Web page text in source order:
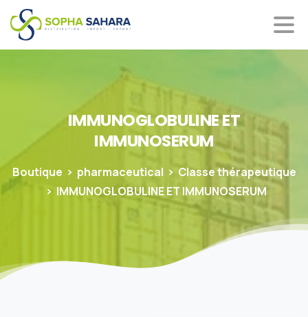
IMMUNOGLOBULINEET
IMMUNOSERUM
Boutique pharmaceutical
Classe thérapeutique
IMMUNOGLOBULINE ET IMMUNOSERUM